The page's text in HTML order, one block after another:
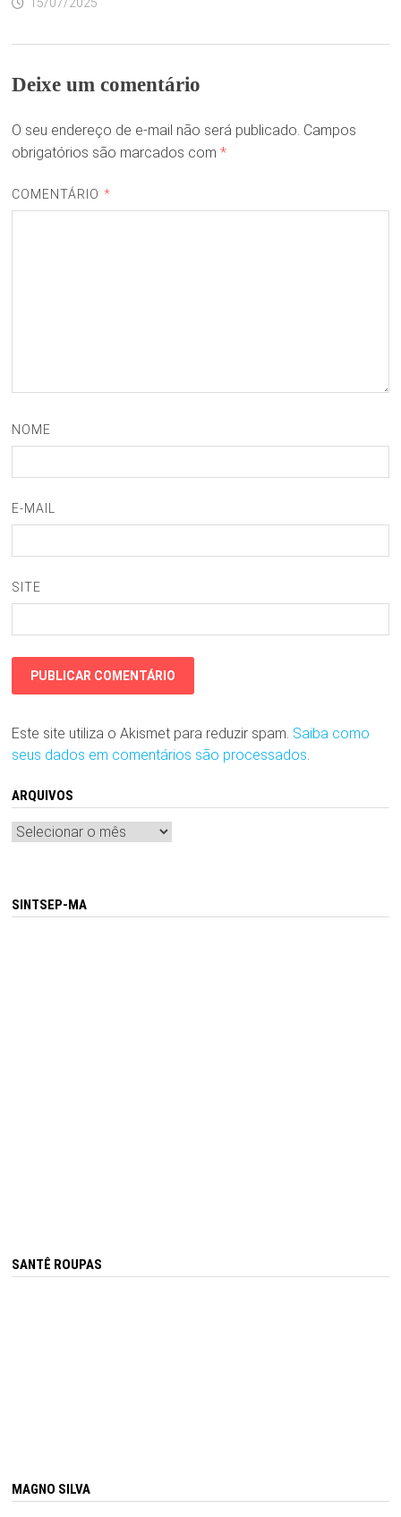
15/07/2025
Deixe um comentário
O seu endereço de e-mail não será publicado. Campos
obrigatórios são marcados com *
COMENTÁRIO *
NOME
E-MAIL
SITE
Este site utiliza o Akismet para reduzir spam. Saiba como
seus dados em comentários são processados.
ARQUIVOS
Arquivos
SINTSEP-MA
SANTÊ ROUPAS
MAGNO SILVA